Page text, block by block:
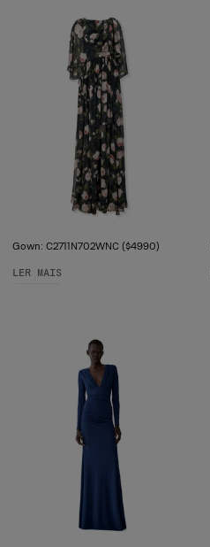
Gown: C2711N702WNC ($4990)
LER MAIS